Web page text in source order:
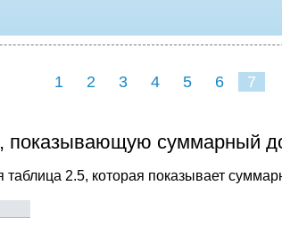
1 2 3 4 5 6 7
показывающую суммарный
2.5, которая показывает